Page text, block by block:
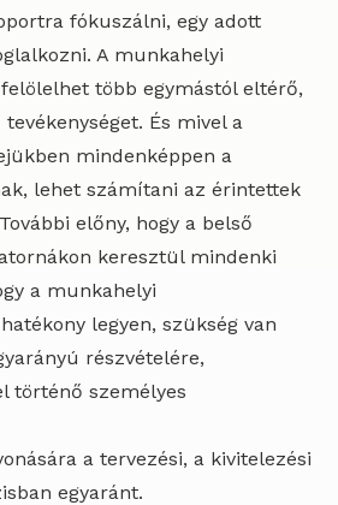
fókuszálni, egy adott
A munkahelyi
több egymástól eltérő,
És mivel a
mindenképpen a
lehet számítani az érintettek
előny, hogy a belső
keresztül mindenki
a munkahelyi
legyen, szükség van
részvételére,
történő személyes
a tervezési, a kivitelezési
egyaránt.